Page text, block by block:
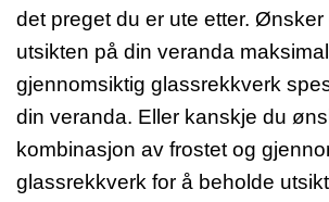
det preget du er ute etter. Ønsker
utsikten på din veranda
gjennomsiktig glassrekkverk
din veranda. Eller kanskje du
kombinasjon av frostet og
glassrekkverk for å beholde